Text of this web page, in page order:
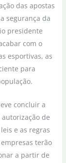
das apostas
segurança da
presidente
com o
esportivas, as
para
concluir a
de
e as regras
terão
a partir de